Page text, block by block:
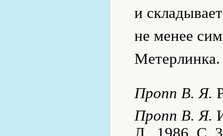
и
не менее
Метерлинка.
Пропп В. Я.
Пропп В. Я.